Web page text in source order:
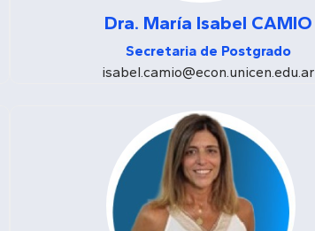
Dra. María Isabel CAMIO
Secretaria de Postgrado
isabel.camio@econ.unicen.edu.ar